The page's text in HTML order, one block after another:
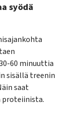
syödä
60 minuuttia
sisällä treenin
saat
proteiinista.